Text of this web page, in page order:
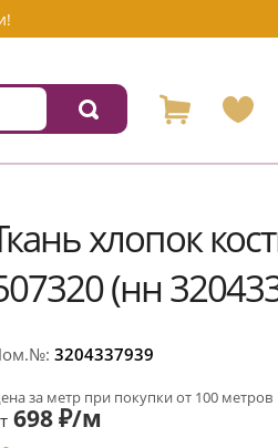
хлопок
(нн
3204337939
за метр при покупки от 100 метров
698 ₽/м